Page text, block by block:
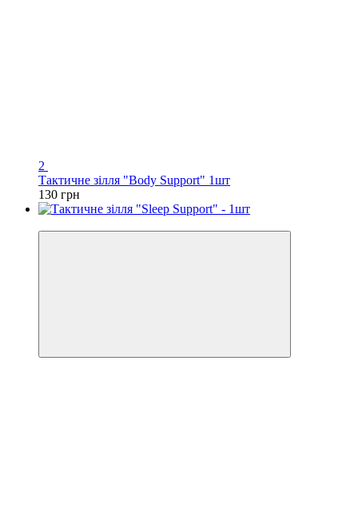
2
Тактичне зілля "Body Support" 1шт
130 грн